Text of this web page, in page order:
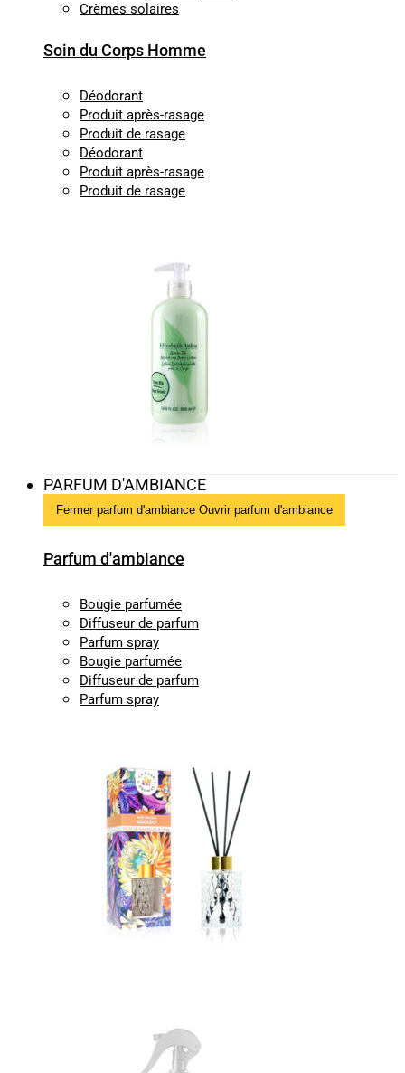
Crèmes solaires
Soin du Corps Homme
Déodorant
Produit après-rasage
Produit de rasage
Déodorant
Produit après-rasage
Produit de rasage
PARFUM D'AMBIANCE
Fermer parfum d'ambiance Ouvrir parfum d'ambiance
Parfum d'ambiance
Bougie parfumée
Diffuseur de parfum
Parfum spray
Bougie parfumée
Diffuseur de parfum
Parfum spray